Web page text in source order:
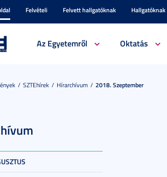
Felvételi Felvett hallgatóknak Hallgatóknak
Az Egyetemről Oktatás
SZTEhírek Hírarchívum 2018. Szeptember